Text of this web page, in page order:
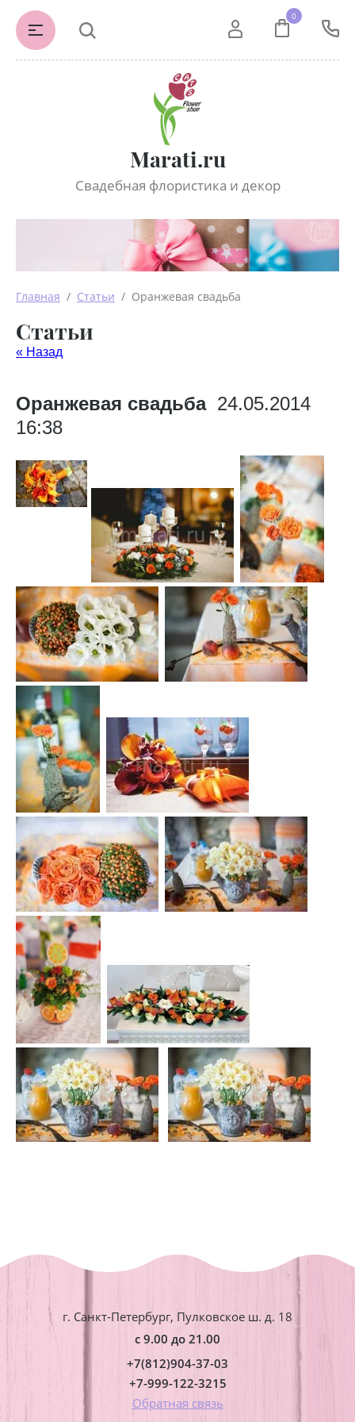
Marati.ru
Свадебная флористика и декор
0
Главная
  /
Статьи
  /  Оранжевая свадьба
Статьи
« Назад
Оранжевая свадьба24.05.2014
16:38
г. Санкт-Петербург, Пулковское ш. д. 18
с 9.00 до 21.00
+7(812)904-37-03
+7-999-122-3215
Обратная связь